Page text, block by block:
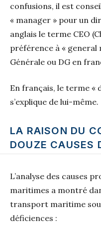
confusions, il est
« manager » pour un
anglais le terme CEO
préférence à «
Générale ou DG en
En français, le terme «
s’explique de lui-même.
LA RAISON DU
DOUZE CAUSES
L’analyse des causes
maritimes a montré
transport maritime
déficiences :